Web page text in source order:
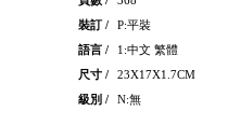
裝訂 /
P:平裝
語言 /
1:中文 繁體
尺寸 /
23X17X1.7CM
級別 /
N:無